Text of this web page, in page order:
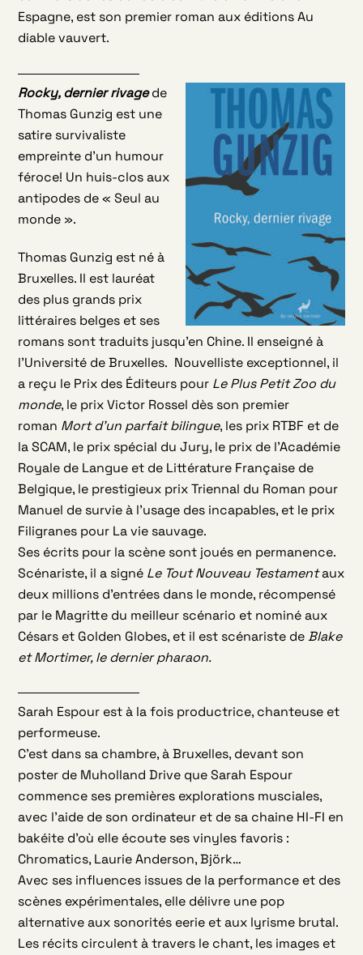
Espagne, est son premier roman aux éditions Au
diable vauvert.
Rocky, dernier rivagede
Thomas Gunzig est une
satire survivaliste
empreinte d’un humour
féroce! Un huis-clos aux
antipodes de « Seul au
monde ».
Thomas Gunzig est né à
Bruxelles. Il est lauréat
des plus grands prix
littéraires belges et ses
romans sont traduits jusqu’en Chine. Il enseigné à
l’Université de Bruxelles. Nouvelliste exceptionnel, il
a reçu le Prix des Éditeurs pour Le Plus Petit Zoo du
monde, le prix Victor Rossel dès son premier
roman Mort d’un parfait bilingue, les prix RTBF et de
la SCAM, le prix spécial du Jury, le prix de l’Académie
Royale de Langue et de Littérature Française de
Belgique, le prestigieux prix Triennal du Roman pour
Manuel de survie à l’usage des incapables, et le prix
Filigranes pour La vie sauvage.
Ses écrits pour la scène sont joués en permanence.
Scénariste, il a signé Le Tout Nouveau Testamentaux
deux millions d’entrées dans le monde, récompensé
par le Magritte du meilleur scénario et nominé aux
Césars et Golden Globes, et il est scénariste deBlake
et Mortimer, le dernier pharaon.
Sarah Espour est à la fois productrice, chanteuse et
performeuse.
C’est dans sa chambre, à Bruxelles, devant son
poster de Muholland Drive que Sarah Espour
commence ses premières explorations musciales,
avec l’aide de son ordinateur et de sa chaine HI-FI en
bakéite d’où elle écoute ses vinyles favoris :
Chromatics, Laurie Anderson, Björk…
Avec ses influences issues de la performance et des
scènes expérimentales, elle délivre une pop
alternative aux sonorités eerie et aux lyrisme brutal.
Les récits circulent à travers le chant, les images et